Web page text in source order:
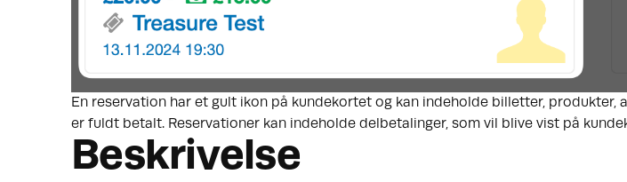
En reservation har et gult ikon på kundekortet og kan indeholde billetter,
er fuldt betalt. Reservationer kan indeholde delbetalinger, som vil blive vist på
Beskrivelse